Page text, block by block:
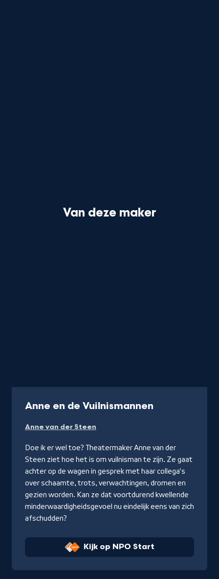
Van deze maker
Anne en de Vuilnismannen
NPO
Start
Anne van der Steen
Doe ik er wel toe? Theatermaker Anne van der
Steen ziet hoe het is om vuilnisman te zijn. Ze gaat
achter op de wagen in gesprek met haar collega's
over schaamte, trots, verwachtingen, dromen en
gezien worden. Kan ze dat voortdurend kwellende
minderwaardigheidsgevoel nu eindelijk eens van zich
afschudden?
Kijk op NPO Start